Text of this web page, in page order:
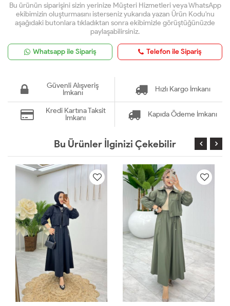
Bu ürünün siparişini sizin yerinize Müşteri Hizmetleri veya WhatsApp
ekibimizin oluşturmasını isterseniz yukarıda yazan Ürün Kodu'nu
aşağıdaki butonlara tıkladıktan sonra ekibimizle görüştüğünüzde
paylaşabilirsiniz.
Whatsapp ile Sipariş Telefon ile Sipariş
Güvenli Alışveriş
İmkanı
Hızlı Kargo İmkanı
Kredi Kartına Taksit
İmkanı
Kapıda Ödeme İmkanı
Bu Ürünler İlginizi Çekebilir